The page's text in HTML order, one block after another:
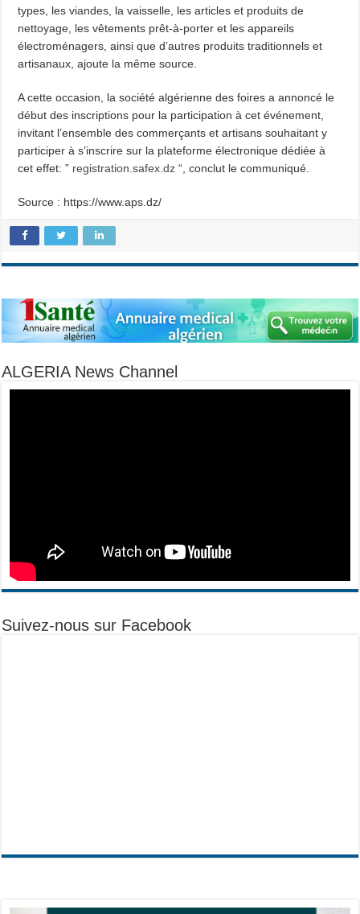
types, les viandes, la vaisselle, les articles et produits de
nettoyage, les vêtements prêt-à-porter et les appareils
électroménagers, ainsi que d’autres produits traditionnels et
artisanaux, ajoute la même source.
A cette occasion, la société algérienne des foires a annoncé le
début des inscriptions pour la participation à cet événement,
invitant l’ensemble des commerçants et artisans souhaitant y
participer à s’inscrire sur la plateforme électronique dédiée à
cet effet: ” registration.safex.dz “, conclut le communiqué.
Source : https://www.aps.dz/
ALGERIA News Channel
Suivez-nous sur Facebook